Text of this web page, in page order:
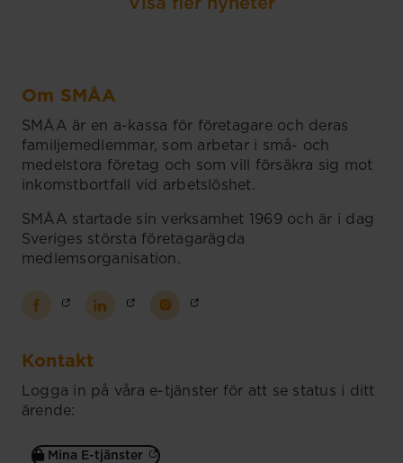
Om SMÅA
SMÅA är en a-kassa för företagare och deras
familjemedlemmar, som arbetar i små- och
medelstora företag och som vill försäkra sig mot
inkomstbortfall vid arbetslöshet.
SMÅA startade sin verksamhet 1969 och är i dag
Sveriges största företagarägda
medlemsorganisation.
Kontakt
Logga in på våra e-tjänster för att se status i ditt
ärende:
Mina E-tjänster